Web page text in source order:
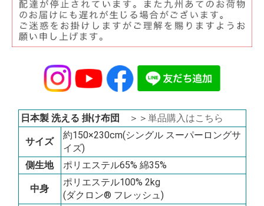
日本製 洗える 掛け布団 ＞＞単品購入はこちら
サイズ
約150×230cm(シングル スーパーロングサ
イズ)
側生地
ポリエステル65% 綿35%
中身
ポリエステル100% 2kg
(ダクロン® フレッシュ)